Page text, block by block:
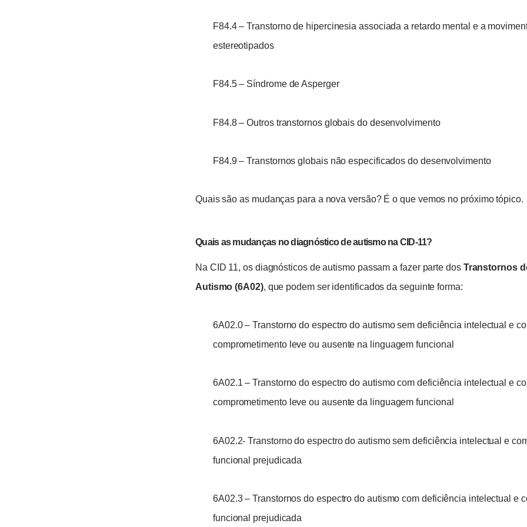
F84.4 – Transtorno de hipercinesia associada a retardo mental e a
estereotipados
F84.5 – Síndrome de Asperger
F84.8 – Outros transtornos globais do desenvolvimento
F84.9 – Transtornos globais não especificados do desenvolvimento
Quais são as mudanças para a nova versão? É o que vemos no próximo tópico.
Quais as mudanças no diagnóstico de autismo na CID-11?
Na CID 11, os diagnósticos de autismo passam a fazer parte dos Transtornos
Autismo (6A02), que podem ser identificados da seguinte forma:
6A02.0 – Transtorno do espectro do autismo sem deficiência intelectual e
comprometimento leve ou ausente na linguagem funcional
6A02.1 – Transtorno do espectro do autismo com deficiência intelectual e
comprometimento leve ou ausente da linguagem funcional
6A02.2- Transtorno do espectro do autismo sem deficiência intelectual e
funcional prejudicada
6A02.3 – Transtornos do espectro do autismo com deficiência intelectual e
funcional prejudicada